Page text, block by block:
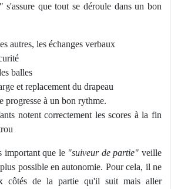
s'assure que tout se déroule dans un bon
autres, les échanges verbaux
balles
et replacement du drapeau
progresse à un bon rythme.
notent correctement les scores à la fin
important que le"suiveur de partie" veille
possible en autonomie. Pour cela, il ne
côtés de la partie qu'il suit mais aller